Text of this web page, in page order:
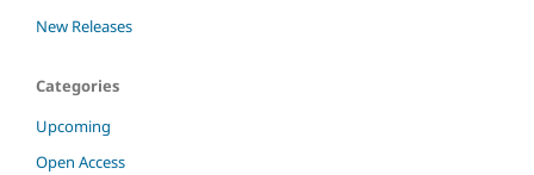
New Releases
Categories
Upcoming
Open Access